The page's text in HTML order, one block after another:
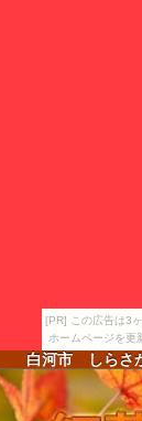
[PR] この広告は3
ホームページを更
白河市 しらさ